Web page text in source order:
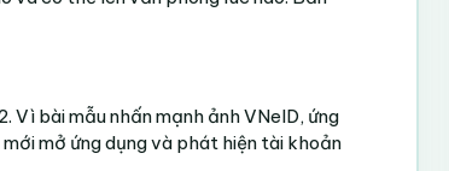
bài mẫu nhấn mạnh ảnh VNeID, ứng
mở ứng dụng và phát hiện tài khoản